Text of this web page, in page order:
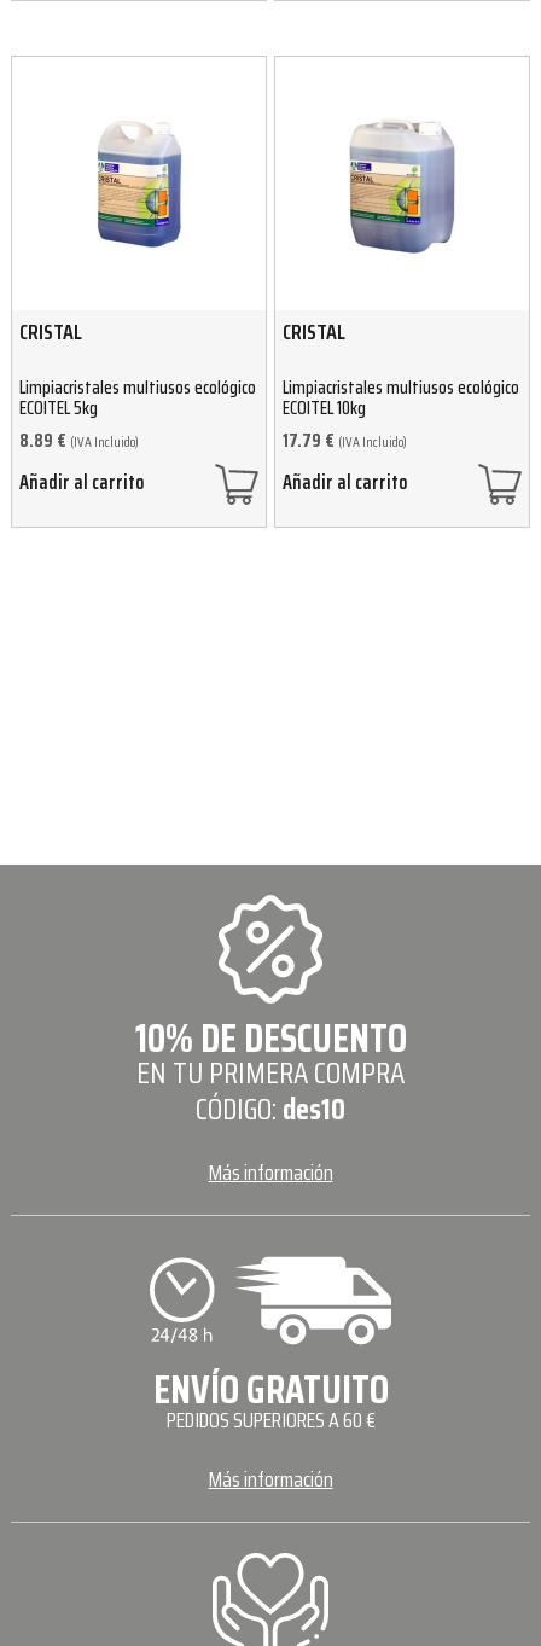
CRISTAL
Limpiacristales multiusos ecológico
ECOITEL 5kg
8.89 € (IVA Incluido)
Añadir al carrito
CRISTAL
Limpiacristales multiusos ecológico
ECOITEL 10kg
17.79 € (IVA Incluido)
Añadir al carrito
10% DE DESCUENTO
EN TU PRIMERA COMPRA
CÓDIGO:des10
Más información
ENVÍO GRATUITO
PEDIDOS SUPERIORES A 60 €
Más información